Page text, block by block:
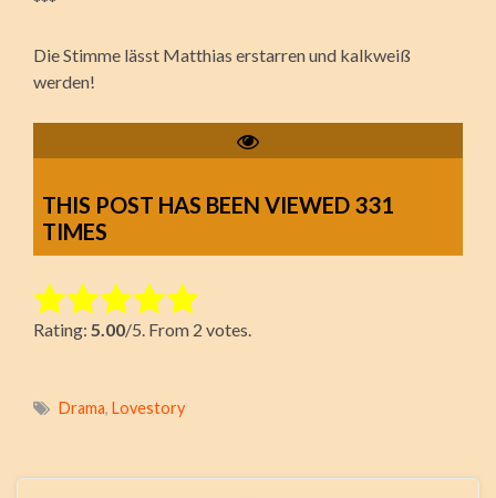
Die Stimme lässt Matthias erstarren und kalkweiß
werden!
THIS POST HAS BEEN VIEWED 331
TIMES
Rate this item:
Submit Rating
Rating: 5.00/5. From 2 votes.
Drama, Lovestory